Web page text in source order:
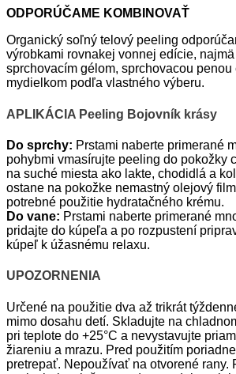
ODPORÚČAME KOMBINOVAŤ
Organický soľný telový peeling
výrobkami rovnakej vonnej edície,
sprchovacím gélom, sprchovacou penou
mydielkom podľa vlastného výberu.
APLIKÁCIA Peeling Bojovník krásy
Do sprchy: Prstami naberte primerané
pohybmi vmasírujte peeling do pokožky
na suché miesta ako lakte, chodidlá a
ostane na pokožke nemastný olejový
potrebné použitie hydratačného krému.
Do vane: Prstami naberte primerané
pridajte do kúpeľa a po rozpustení
kúpeľ k úžasnému relaxu.
UPOZORNENIA
Určené na použitie dva až trikrát
mimo dosahu detí. Skladujte na
pri teplote do +25°C a nevystavujte
žiareniu a mrazu. Pred použitím
pretrepať. Nepoužívať na otvorené rany.